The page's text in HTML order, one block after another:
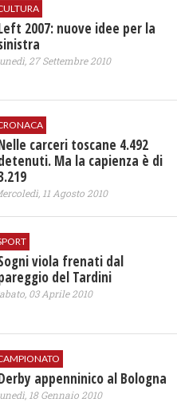
2007: nuove idee per la
27 Settembre 2010
carceri toscane 4.492
Ma la capienza è di
11 Agosto 2010
viola frenati dal
del Tardini
03 Aprile 2010
appenninico al Bologna
18 Gennaio 2010